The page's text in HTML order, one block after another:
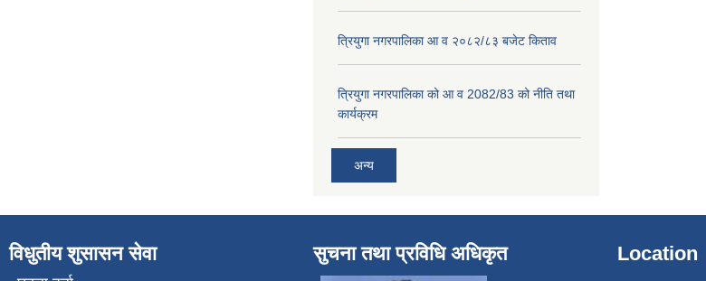
त्रियुगा नगरपालिका आ व २०८२/८३ बजेट किताव
त्रियुगा नगरपालिका को आ व 2082/83 को नीति तथा
कार्यक्रम
अन्य
विधुतीय शुसासन सेवा सुचना तथा प्रविधि अधिकृत Location